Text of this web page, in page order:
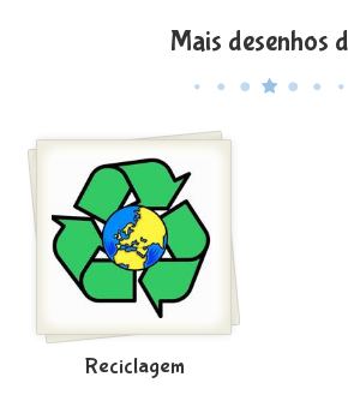
Mais desenhos
Reciclagem